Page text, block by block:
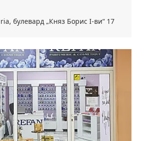
булевард „Княз Борис I-ви“ 17